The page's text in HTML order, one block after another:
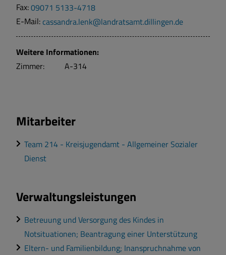
Fax:09071 5133-4718
E-Mail: cassandra.lenk@landratsamt.dillingen.de
Weitere Informationen:
Zimmer:
A-314
Mitarbeiter
Team 214 - Kreisjugendamt - Allgemeiner Sozialer
Dienst
Verwaltungsleistungen
Betreuung und Versorgung des Kindes in
Notsituationen; Beantragung einer Unterstützung
Eltern- und Familienbildung; Inanspruchnahme von